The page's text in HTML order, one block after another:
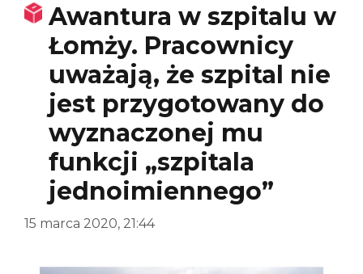
Awantura w szpitalu w
Łomży. Pracownicy
uważają, że szpital nie
jest przygotowany do
wyznaczonej mu
funkcji „szpitala
jednoimiennego”
15 marca 2020, 21:44